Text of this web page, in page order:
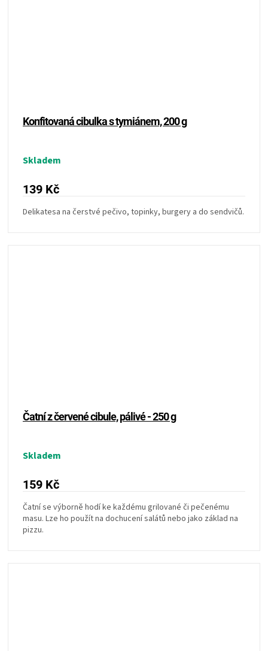
Konfitovaná cibulka s tymiánem, 200 g
Skladem
139 Kč
Delikatesa na čerstvé pečivo, topinky, burgery a do sendvičů.
Čatní z červené cibule, pálivé - 250 g
Skladem
159 Kč
Čatní se výborně hodí ke každému grilované či pečenému
masu. Lze ho použít na dochucení salátů nebo jako základ na
pizzu.